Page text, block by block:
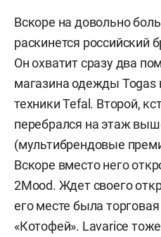
Вскоре на довольно
раскинется российский
Он охватит сразу два
магазина одежды Togas
техники Tefal. Второй,
перебрался на этаж
(мультибрендовые
Вскоре вместо него
2Mood. Ждет своего
его месте была
«Котофей». Lavarice